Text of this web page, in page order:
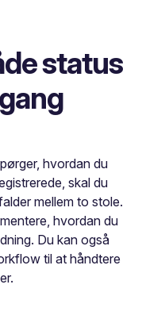
status
hvordan du
skal du
mellem to stole.
hvordan du
Du kan også
til at håndtere